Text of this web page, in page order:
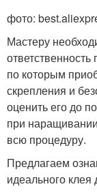
фото:
Мастеру
по которым
скрепления и
оценить его до
при
всю процедуру.
Предлагаем
идеального